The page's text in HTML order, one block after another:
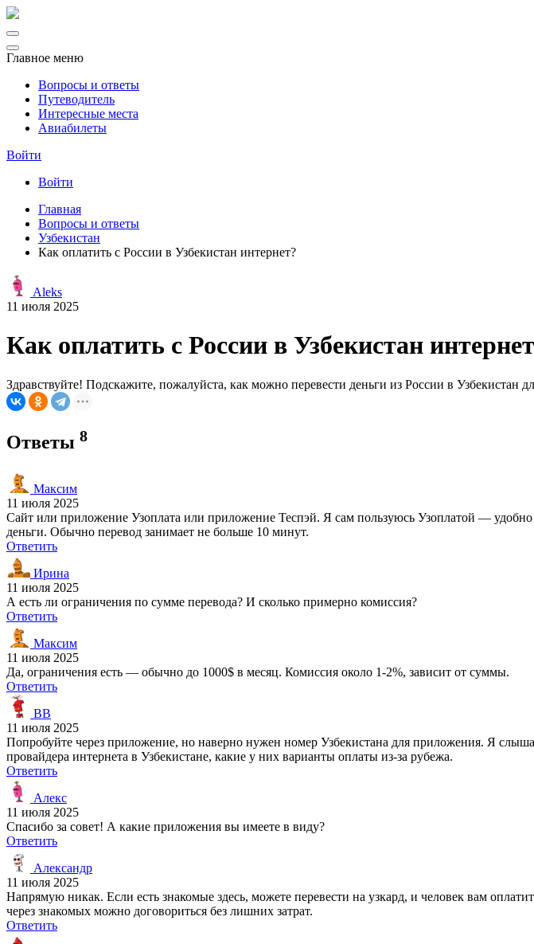
Главное меню
Вопросы и ответы
Путеводитель
Интересные места
Авиабилеты
Войти
Войти
Главная
Вопросы и ответы
Узбекистан
Как оплатить с России в Узбекистан интернет?
Aleks
11 июля 2025
Как оплатить с России в Узбекистан
Здравствуйте! Подскажите, пожалуйста, как можно перевести деньги из России в
Ответы 8
Максим
11 июля 2025
Сайт или приложение Узоплата или приложение Теспэй. Я сам пользуюсь Узоплатой —
деньги. Обычно перевод занимает не больше 10 минут.
Ответить
Ирина
11 июля 2025
А есть ли ограничения по сумме перевода? И сколько примерно комиссия?
Ответить
Максим
11 июля 2025
Да, ограничения есть — обычно до 1000$ в месяц. Комиссия около 1-2%, зависит от суммы.
Ответить
ВВ
11 июля 2025
Попробуйте через приложение, но наверно нужен номер Узбекистана для приложения. Я
провайдера интернета в Узбекистане, какие у них варианты оплаты из-за рубежа.
Ответить
Алекс
11 июля 2025
Спасибо за совет! А какие приложения вы имеете в виду?
Ответить
Александр
11 июля 2025
Напрямую никак. Если есть знакомые здесь, можете перевести на узкард, и человек вам
через знакомых можно договориться без лишних затрат.
Ответить